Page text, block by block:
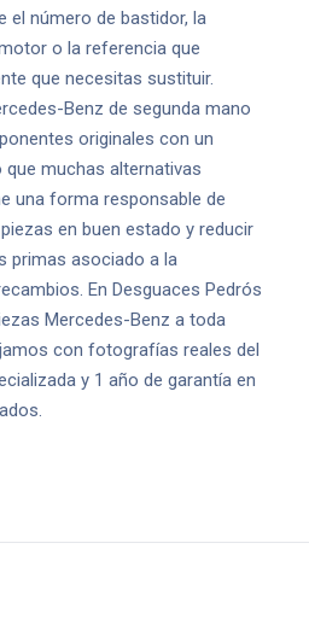
el número de bastidor, la
o la referencia que
que necesitas sustituir.
Benz de segunda mano
originales con un
muchas alternativas
una forma responsable de
en buen estado y reducir
primas asociado a la
En Desguaces Pedrós
Mercedes-Benz a toda
con fotografías reales del
y 1 año de garantía en